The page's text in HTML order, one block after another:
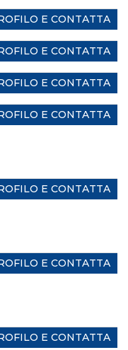
E CONTATTA
E CONTATTA
E CONTATTA
E CONTATTA
E CONTATTA
E CONTATTA
E CONTATTA